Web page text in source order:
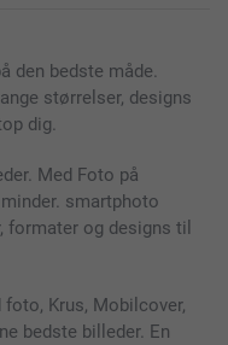
den bedste måde.
størrelser, designs
dig.
Med Foto på
smartphoto
og designs til
foto, Krus, Mobilcover,
bedste billeder. En